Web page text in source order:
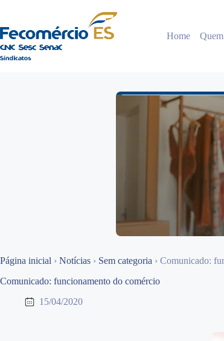
o
conteúdo
Home
Página inicial › Notícias › Sem categoria › Comunicado:
Comunicado: funcionamento do comércio
15/04/2020